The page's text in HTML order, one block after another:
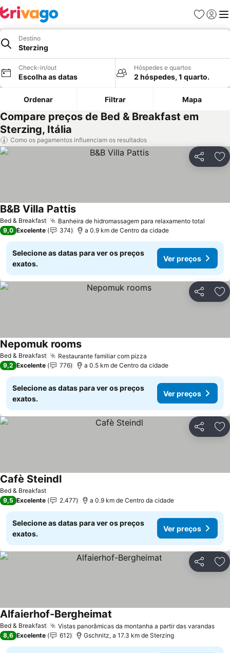
Favoritos
Iniciar
Destino
Sterzing
Check-in/out
Escolha as datas
Hóspedes e quartos
2 hóspedes, 1 quarto.
Ordenar Filtrar Mapa
Compare preços de Bed & Breakfast em
Sterzing, Itália
Como os pagamentos influenciam os resultados
Partilhar
Bed & Breakfast Banheira de hidromassagem para relaxamento total
B&B Villa Pattis
9,0 Excelente 374 a 0.9 km de Centro da cidade
Selecione as datas para ver os preços
exatos.
Ver preços
Partilhar
Bed & Breakfast Restaurante familiar com pizza
Nepomuk rooms
9,2 Excelente 776 a 0.5 km de Centro da cidade
Selecione as datas para ver os preços
exatos.
Ver preços
Partilhar
Bed & Breakfast
Cafè Steindl
9,5 Excelente 2.477 a 0.9 km de Centro da cidade
Selecione as datas para ver os preços
exatos.
Ver preços
Partilhar
Bed & Breakfast Vistas panorâmicas da montanha a partir das varandas
Alfaierhof-Bergheimat
8,6 Excelente 612 Gschnitz, a 17.3 km de Sterzing